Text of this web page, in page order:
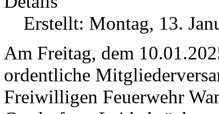
Erstellt: Montag, 13.
Am Freitag, dem
ordentliche
Freiwilligen Feuerwehr